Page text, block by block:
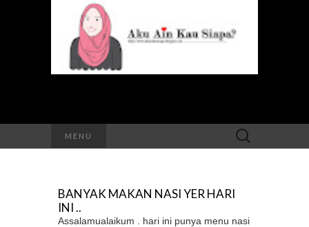
MENU
Search
for:
BANYAK MAKAN NASI YER HARI
INI ..
Assalamualaikum . hari ini punya menu nasi